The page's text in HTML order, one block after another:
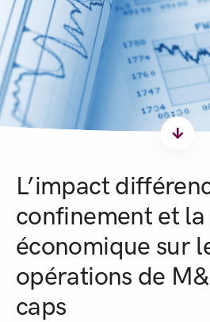
L’impact
confinement et la
économique sur
opérations de
caps